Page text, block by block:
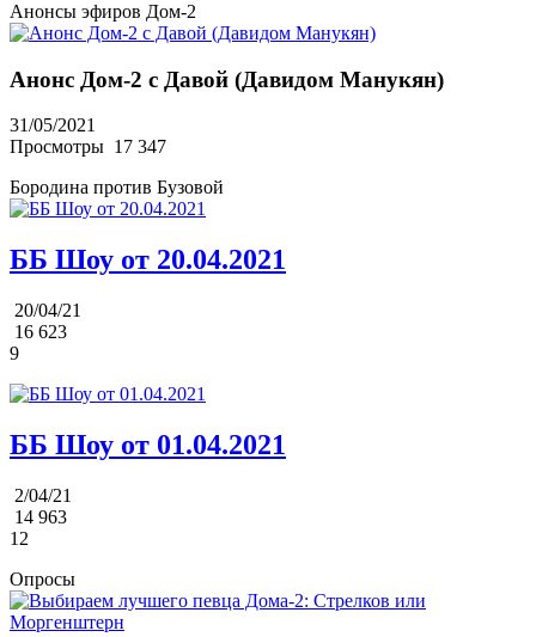
Анонсы эфиров Дом-2
Анонс Дом-2 с Давой (Давидом Манукян)
31/05/2021
Просмотры 17 347
Бородина против Бузовой
ББ Шоу от 20.04.2021
20/04/21
16 623
9
ББ Шоу от 01.04.2021
2/04/21
14 963
12
Опросы